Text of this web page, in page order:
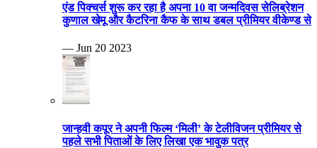
एंड पिक्चर्स शुरू कर रहा है अपना 10 वा जन्मदिवस सेलिब्रेशन
कुणाल खेमू और कैटरिना कैफ के साथ डबल प्रीमियर वीकेण्ड से
— Jun 20 2023
जान्हवी कपूर ने अपनी फिल्म ‘मिली’ के टेलीविजन प्रीमियर से
पहले सभी पिताओं के लिए लिखा एक भावुक पत्र